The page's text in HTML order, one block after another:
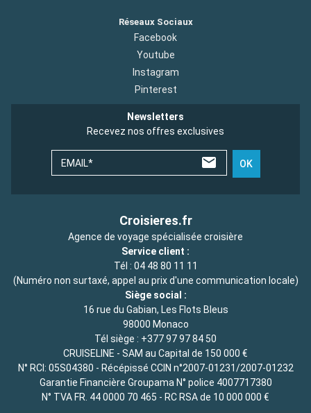
Réseaux Sociaux
Facebook
Youtube
Instagram
Pinterest
Newsletters
Recevez nos offres exclusives
EMAIL* OK
Croisieres.fr
Agence de voyage spécialisée croisière
Service client :
Tél : 04 48 80 11 11
(Numéro non surtaxé, appel au prix d'une communication locale)
Siège social :
16 rue du Gabian, Les Flots Bleus
98000 Monaco
Tél siège : +377 97 97 84 50
CRUISELINE - SAM au Capital de 150 000 €
N° RCI: 05S04380 - Récépissé CCIN n°2007-01231/2007-01232
Garantie Financière Groupama N° police 4007717380
N° TVA FR. 44 0000 70 465 - RC RSA de 10 000 000 €